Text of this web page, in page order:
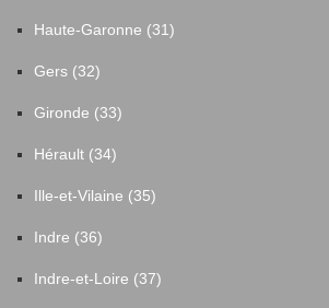
Haute-Garonne (31)
Gers (32)
Gironde (33)
Hérault (34)
Ille-et-Vilaine (35)
Indre (36)
Indre-et-Loire (37)